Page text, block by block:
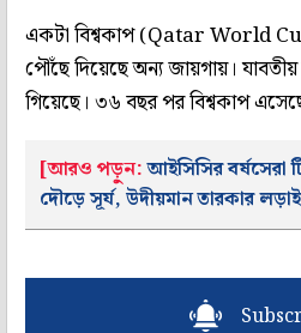
একটা বিশ্বকাপ (Qatar World
পৌঁছে দিয়েছে অন্য জায়গায়।
গিয়েছে। ৩৬ বছর পর বিশ্বকাপ
[আরও পড়ুন:আইসিসির বর্ষসেরা
দৌড়ে সূর্য, উদীয়মান তারকার